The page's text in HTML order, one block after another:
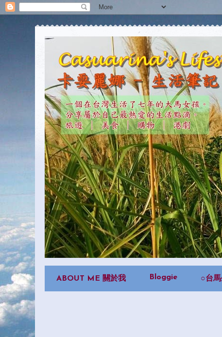
ABOUT ME 關於我 Bloggie ○台